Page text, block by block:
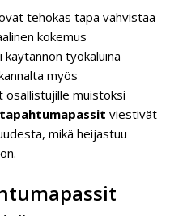
tehokas tapa vahvistaa
kokemus
työkaluina
myös
osallistujille muistoksi
tapahtumapassit viestivät
mikä heijastuu